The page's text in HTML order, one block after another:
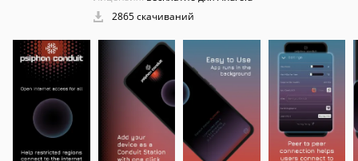
2865 скачиваний